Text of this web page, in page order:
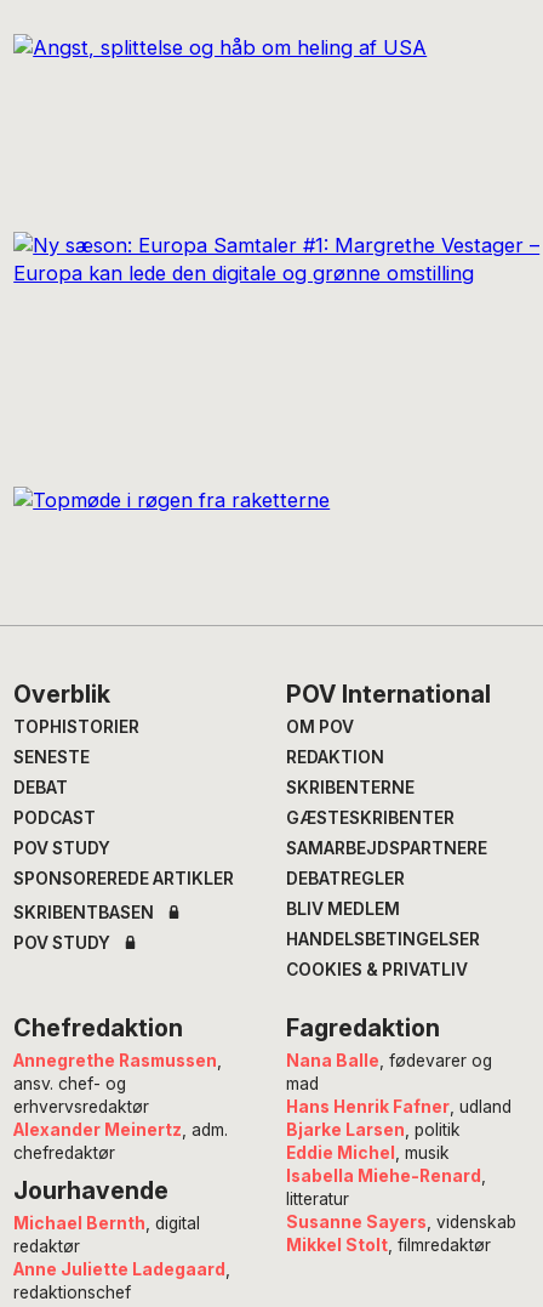
Footer
Overblik
TOPHISTORIER
SENESTE
DEBAT
PODCAST
POV STUDY
SPONSOREREDE ARTIKLER
SKRIBENTBASEN
POV STUDY
POV International
OM POV
REDAKTION
SKRIBENTERNE
GÆSTESKRIBENTER
SAMARBEJDSPARTNERE
DEBATREGLER
BLIV MEDLEM
HANDELSBETINGELSER
COOKIES & PRIVATLIV
Chefredaktion
Annegrethe Rasmussen,
ansv. chef- og
erhvervsredaktør
Alexander Meinertz, adm.
chefredaktør
Jourhavende
Michael Bernth , digital
redaktør
Anne Juliette Ladegaard
redaktionschef
Fagredaktion
Nana Balle, fødevarer og
mad
Hans Henrik Fafner, udland
Bjarke Larsen, politik
Eddie Michel , musik
Isabella Miehe-Renard ,
litteratur
Susanne Sayers, videnskab
Mikkel Stolt, filmredaktør